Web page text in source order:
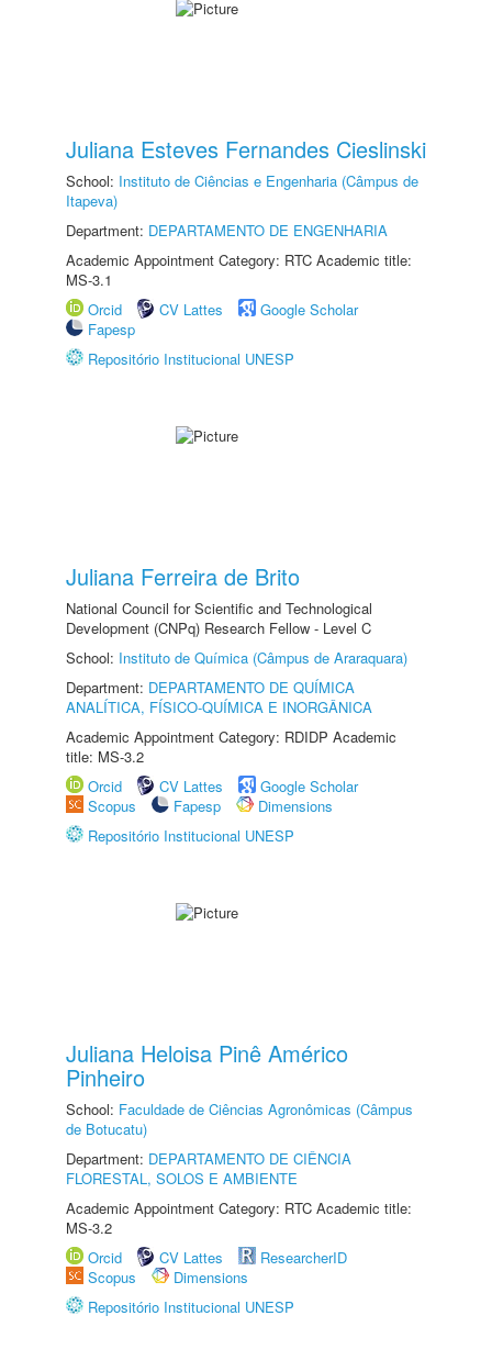
Juliana Esteves Fernandes Cieslinski
School: Instituto de Ciências e Engenharia (Câmpus de
Itapeva)
Department: DEPARTAMENTO DE ENGENHARIA
Academic Appointment Category: RTC Academic title:
MS-3.1
Orcid
CV Lattes
Google Scholar
Fapesp
Repositório Institucional UNESP
Juliana Ferreira de Brito
National Council for Scientific and Technological
Development (CNPq) Research Fellow - Level C
School: Instituto de Química (Câmpus de Araraquara)
Department: DEPARTAMENTO DE QUÍMICA
ANALÍTICA, FÍSICO-QUÍMICA E INORGÂNICA
Academic Appointment Category: RDIDP Academic
title: MS-3.2
Orcid
CV Lattes
Google Scholar
Scopus
Fapesp
Dimensions
Repositório Institucional UNESP
Juliana Heloisa Pinê Américo
Pinheiro
School: Faculdade de Ciências Agronômicas (Câmpus
de Botucatu)
Department: DEPARTAMENTO DE CIÊNCIA
FLORESTAL, SOLOS E AMBIENTE
Academic Appointment Category: RTC Academic title:
MS-3.2
Orcid
CV Lattes
ResearcherID
Scopus
Dimensions
Repositório Institucional UNESP